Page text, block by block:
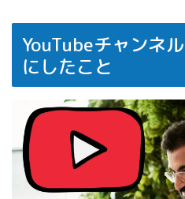
YouTubeチャンネ
にしたこと